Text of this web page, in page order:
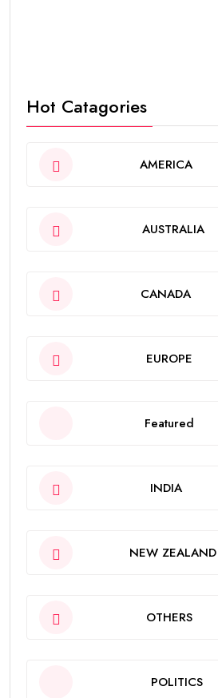
Hot Catagories
AMERICA
AUSTRALIA
CANADA
EUROPE
Featured
INDIA
NEW ZEALAND
OTHERS
POLITICS